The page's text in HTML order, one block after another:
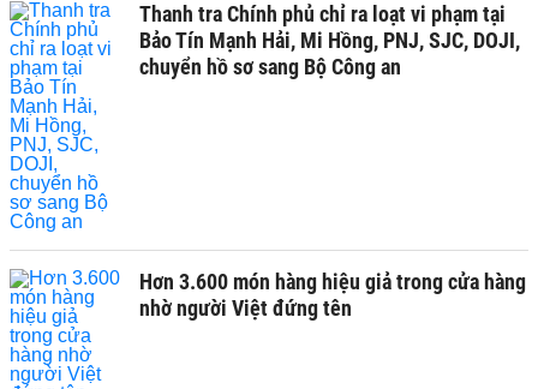
Thanh tra Chính phủ chỉ ra loạt vi phạm tại
Bảo Tín Mạnh Hải, Mi Hồng, PNJ, SJC, DOJI,
chuyển hồ sơ sang Bộ Công an
Hơn 3.600 món hàng hiệu giả trong cửa hàng
nhờ người Việt đứng tên